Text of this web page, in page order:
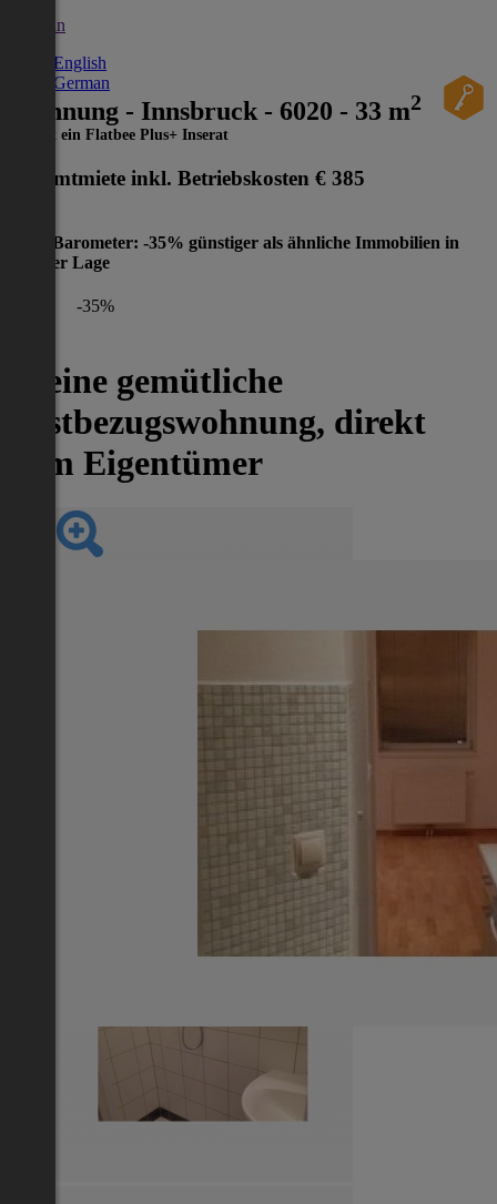
German
English
German
Wohnung - Innsbruck - 6020 - 33 m2
Dies ist ein Flatbee Plus+ Inserat
Gesamtmiete inkl. Betriebskosten € 385
Preis-Barometer: -35% günstiger als ähnliche Immobilien in
gleicher Lage
-35%
Kleine gemütliche
Erstbezugswohnung, direkt
vom Eigentümer